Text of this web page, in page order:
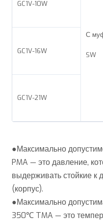
GC1V-10W
С
SW
GC1V-16W
GC1V-21W
●Максимально
PMA — это давление,
выдерживать стойкие к
(корпус).
●Максимально
350℃ TMA — это